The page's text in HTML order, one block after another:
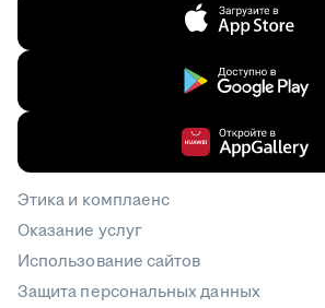
Этика и комплаенс
Оказание услуг
Использование сайтов
Защита персональных данных